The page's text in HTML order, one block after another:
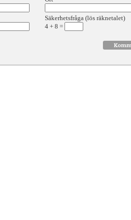
Säkerhetsfråga (lös räknetalet)
4 + 8 =